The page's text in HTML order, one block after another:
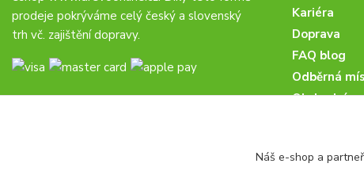
prodeje pokrýváme celý český a slovenský
trh vč. zajištění dopravy.
Kariéra
Doprava
FAQ blog
Odběrná
Obchodní
Veřejné
Náš e-shop a